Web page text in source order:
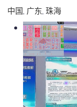
中国, 广东, 珠海